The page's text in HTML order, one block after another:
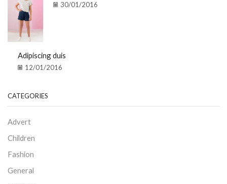
30/01/2016
Adipiscing duis
12/01/2016
CATEGORIES
Advert
Children
Fashion
General